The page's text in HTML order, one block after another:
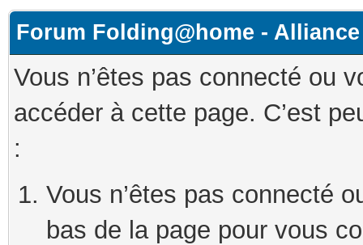
Forum Folding@home -
Vous n’êtes pas connecté ou
accéder à cette page. C’est
:
Vous n’êtes pas connecté
bas de la page pour vous